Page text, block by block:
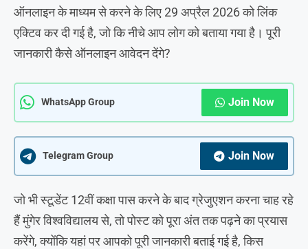
ऑनलाइन के माध्यम से करने के लिए 29 अप्रैल 2026 को लिंक
एक्टिव कर दी गई है, जो कि नीचे आप लोग को बताया गया है। पूरी
जानकारी कैसे ऑनलाइन आवेदन देंगे?
WhatsApp Group Join Now
Telegram Group Join Now
जो भी स्टूडेंट 12वीं कक्षा पास करने के बाद ग्रेजुएशन करना चाह रहे
हैं मुंगेर विश्वविद्यालय से, तो पोस्ट को पूरा अंत तक पढ़ने का प्रयास
करेंगे, क्योंकि यहां पर आपको पूरी जानकारी बताई गई है, किस